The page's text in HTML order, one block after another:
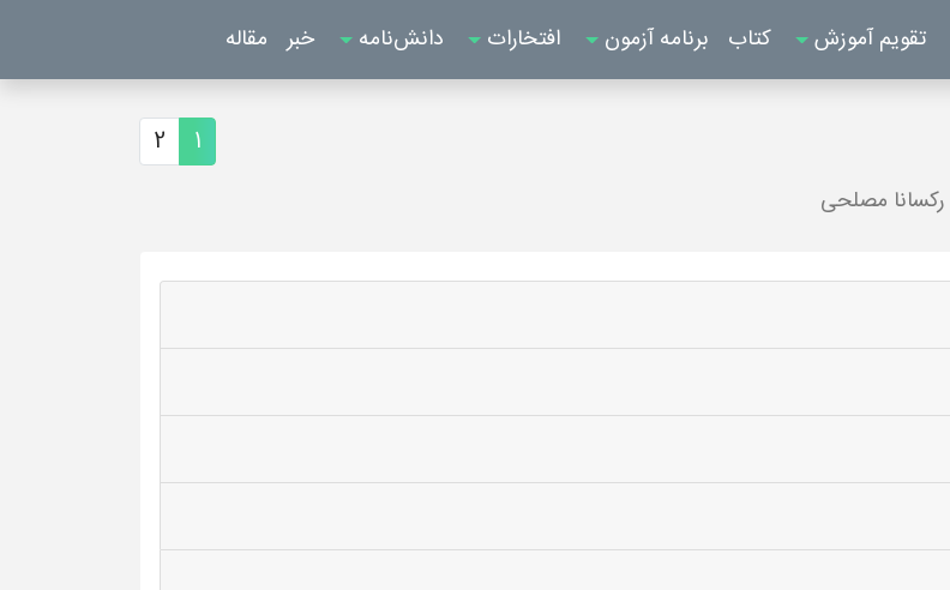
تقویم آموزش کتاب برنامه آزمون افتخارات دانش‌نامه خبر مقاله
1
2
رکسانا مصلحی